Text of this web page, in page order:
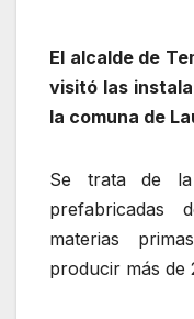
El alcalde de
visitó las
la comuna de
Se trata de
prefabricadas
materias
producir más de